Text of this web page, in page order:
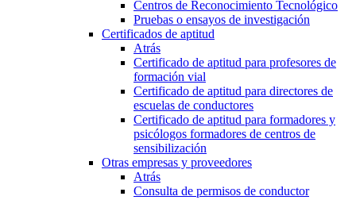
Centros de Reconocimiento Tecnológico
Pruebas o ensayos de investigación
Certificados de aptitud
Atrás
Certificado de aptitud para profesores de
formación vial
Certificado de aptitud para directores de
escuelas de conductores
Certificado de aptitud para formadores y
psicólogos formadores de centros de
sensibilización
Otras empresas y proveedores
Atrás
Consulta de permisos de conductor